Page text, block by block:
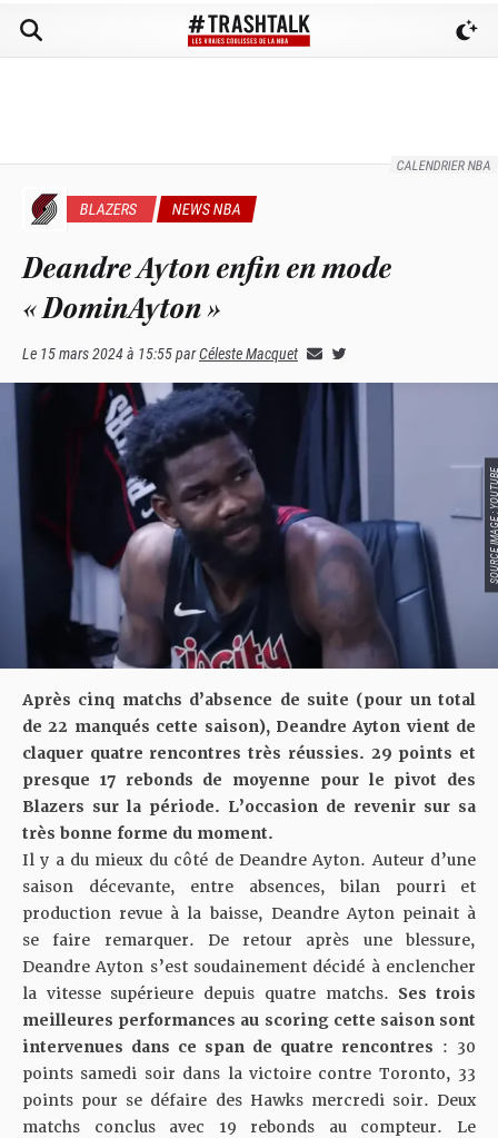
CALENDRIER NBA
BLAZERS NEWS NBA
Deandre Ayton enfin en mode
« DominAyton »
Le 15 mars 2024 à 15:55parCéleste Macquet
SOURCE
Après cinq matchs d’absence de suite (pour un total
de 22 manqués cette saison), Deandre Ayton vient de
claquer quatre rencontres très réussies. 29 points et
presque 17 rebonds de moyenne pour le pivot des
Blazers sur la période. L’occasion de revenir sur sa
très bonne forme du moment.
Il y a du mieux du côté de Deandre Ayton. Auteur d’une
saison décevante, entre absences, bilan pourri et
production revue à la baisse, Deandre Ayton peinait à
se faire remarquer. De retour après une blessure,
Deandre Ayton s’est soudainement décidé à enclencher
la vitesse supérieure depuis quatre matchs. Ses trois
meilleures performances au scoring cette saison sont
intervenues dans ce span de quatre rencontres : 30
points samedi soir dans la victoire contre Toronto, 33
points pour se défaire des Hawks mercredi soir. Deux
matchs conclus avec 19 rebonds au compteur. Le